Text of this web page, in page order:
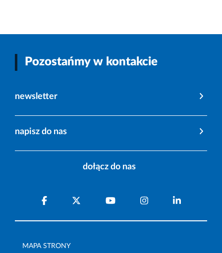
Pozostańmy w kontakcie
newsletter
napisz do nas
dołącz do nas
MAPA STRONY